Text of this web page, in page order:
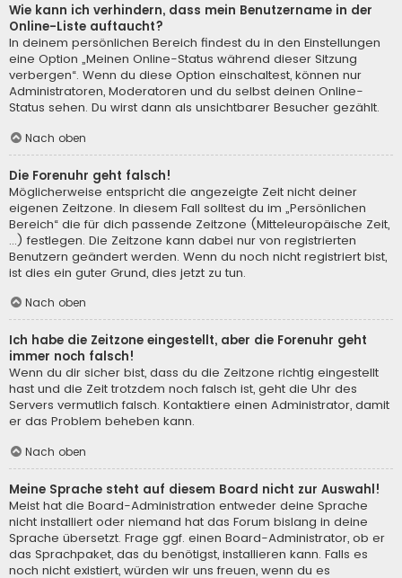
Wie kann ich verhindern, dass mein Benutzername in der
Online-Liste auftaucht?
In deinem persönlichen Bereich findest du in den Einstellungen
eine Option „Meinen Online-Status während dieser Sitzung
verbergen“. Wenn du diese Option einschaltest, können nur
Administratoren, Moderatoren und du selbst deinen Online-
Status sehen. Du wirst dann als unsichtbarer Besucher gezählt.
Nach oben
Die Forenuhr geht falsch!
Möglicherweise entspricht die angezeigte Zeit nicht deiner
eigenen Zeitzone. In diesem Fall solltest du im „Persönlichen
Bereich“ die für dich passende Zeitzone (Mitteleuropäische Zeit,
...) festlegen. Die Zeitzone kann dabei nur von registrierten
Benutzern geändert werden. Wenn du noch nicht registriert bist,
ist dies ein guter Grund, dies jetzt zu tun.
Nach oben
Ich habe die Zeitzone eingestellt, aber die Forenuhr geht
immer noch falsch!
Wenn du dir sicher bist, dass du die Zeitzone richtig eingestellt
hast und die Zeit trotzdem noch falsch ist, geht die Uhr des
Servers vermutlich falsch. Kontaktiere einen Administrator, damit
er das Problem beheben kann.
Nach oben
Meine Sprache steht auf diesem Board nicht zur Auswahl!
Meist hat die Board-Administration entweder deine Sprache
nicht installiert oder niemand hat das Forum bislang in deine
Sprache übersetzt. Frage ggf. einen Board-Administrator, ob er
das Sprachpaket, das du benötigst, installieren kann. Falls es
noch nicht existiert, würden wir uns freuen, wenn du es